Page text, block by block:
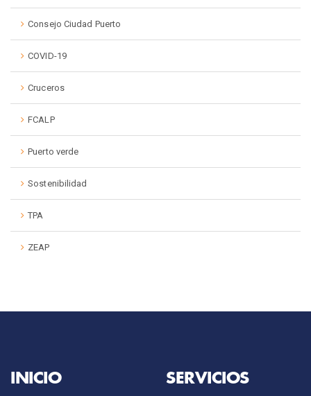
Consejo Ciudad Puerto
COVID-19
Cruceros
FCALP
Puerto verde
Sostenibilidad
TPA
ZEAP
INICIO SERVICIOS